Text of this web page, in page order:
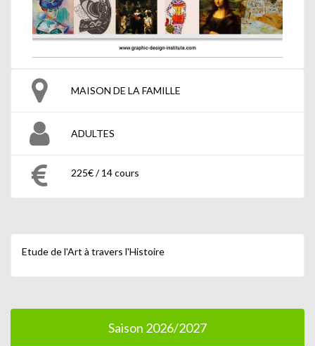
MAISON DE LA FAMILLE
ADULTES
225€ / 14 cours
Etude de l'Art à travers l'Histoire
Saison 2026/2027